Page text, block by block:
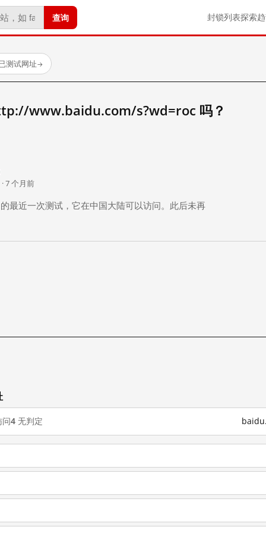
查询 封锁列表探索
测试网址→
www.baidu.com/s?wd=roc 吗？
7 个月前
最近一次测试，它在中国大陆可以访问。此后未再
问4 无判定